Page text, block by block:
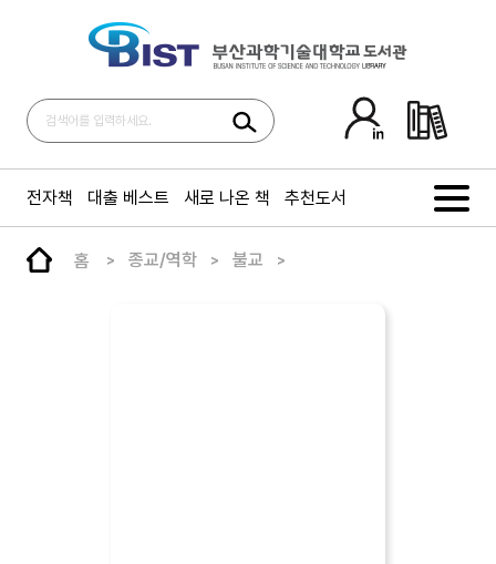
전자책 대출 베스트 새로 나온 책 추천도서
홈 종교/역학 불교